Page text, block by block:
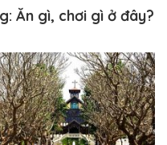
Ăn gì, chơi gì ở đây?